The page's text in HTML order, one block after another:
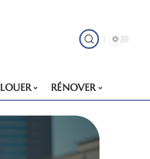
LOUER RÉNOVER